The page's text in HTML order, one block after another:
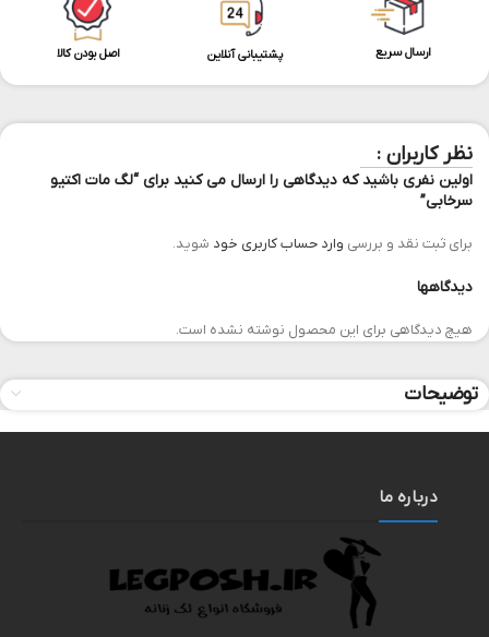
ارسال سریع پشتیبانی آنلاین اصل بودن کالا
نظر کاربران :
دیدگاهها
هیچ دیدگاهی برای این محصول نوشته نشده است.
اولین نفری باشید که دیدگاهی را ارسال می کنید برای “لگ مات اکتیو
سرخابی”
برای ثبت نقد و بررسی وارد حساب کاربری خود شوید.
توضیحات
درباره ما